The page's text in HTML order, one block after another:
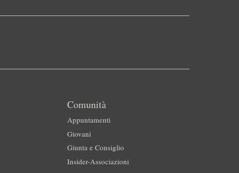
Comunità
Appuntamenti
Giovani
Giunta e Consiglio
Insider-Associazioni